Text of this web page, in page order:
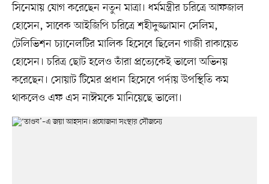
সিনেমায় যোগ করেছেন নতুন মাত্রা। ধর্মমন্ত্রীর চরিত্রে আফজাল
হোসেন, সাবেক আইজিপি চরিত্রে শহীদুজ্জামান সেলিম,
টেলিভিশন চ্যানেলটির মালিক হিসেবে ছিলেন গাজী রাকায়েত
হোসেন। চরিত্র ছোট হলেও তাঁরা প্রত্যেকেই ভালো অভিনয়
করেছেন। সোয়াট টিমের প্রধান হিসেবে পর্দায় উপস্থিতি কম
থাকলেও এফ এস নাঈমকে মানিয়েছে ভালো।